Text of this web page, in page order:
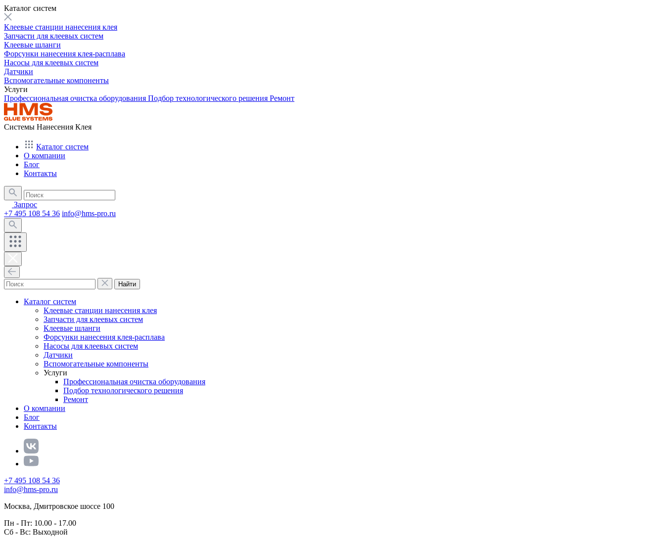
Каталог систем
Клеевые станции нанесения клея
Запчасти для клеевых систем
Клеевые шланги
Форсунки нанесения клея-расплава
Насосы для клеевых систем
Датчики
Вспомогательные компоненты
Услуги
Профессиональная очистка оборудования Подбор технологического решения Ремонт
Системы Нанесения Клея
Каталог систем
О компании
Блог
Контакты
Запрос
+7 495 108 54 36 info@hms-pro.ru
Найти
Каталог систем
Клеевые станции нанесения клея
Запчасти для клеевых систем
Клеевые шланги
Форсунки нанесения клея-расплава
Насосы для клеевых систем
Датчики
Вспомогательные компоненты
Услуги
Профессиональная очистка оборудования
Подбор технологического решения
Ремонт
О компании
Блог
Контакты
+7 495 108 54 36
info@hms-pro.ru
Москва, Дмитровское шоссе 100
Пн - Пт: 10.00 - 17.00
Сб - Вс: Выходной